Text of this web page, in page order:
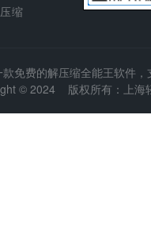
缩
款免费的解压缩全能王软件
© 2024 版权所有：上